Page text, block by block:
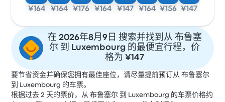
¥164 ¥164 ¥176 ¥164 ¥147 ¥164 ¥156 ¥147
在 2026年8月9日 搜索并找到从 布鲁塞
尔 到 Luxembourg 的最便宜行程，价
格为 ¥147
要节省资金并确保您拥有最佳座位，请尽量提前预订从 布鲁塞尔
到 Luxembourg 的车票。
根据过去 2 天的票价，从 布鲁塞尔 到 Luxembourg 的车票价格约